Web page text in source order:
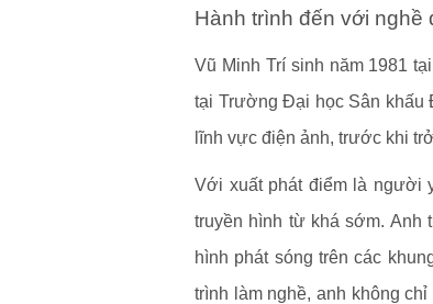
Hành trình đến với nghề
Vũ Minh Trí sinh năm 1981
tại Trường Đại học Sân khấu
lĩnh vực điện ảnh, trước khi
Với xuất phát điểm là người
truyền hình từ khá sớm. Anh
hình phát sóng trên các
trình làm nghề, anh không